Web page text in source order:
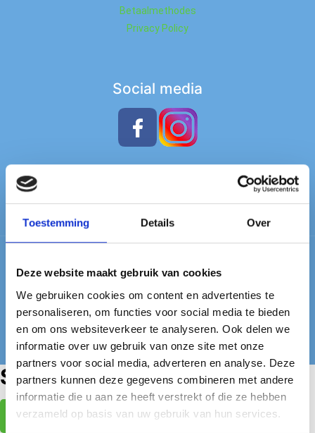
Toestemming Details Over
Deze website maakt gebruik van cookies
We gebruiken cookies om content en advertenties te
personaliseren, om functies voor social media te bieden
en om ons websiteverkeer te analyseren. Ook delen we
informatie over uw gebruik van onze site met onze
partners voor social media, adverteren en analyse. Deze
partners kunnen deze gegevens combineren met andere
informatie die u aan ze heeft verstrekt of die ze hebben
verzameld op basis van uw gebruik van hun services.
Betaalmethodes
Privacy Policy
Social media
© Dropshop Nederland. Alle rechten voorbehouden. |
Website laten makendoor Chuck's
Selecteer een Afleverpunt
Selecteer